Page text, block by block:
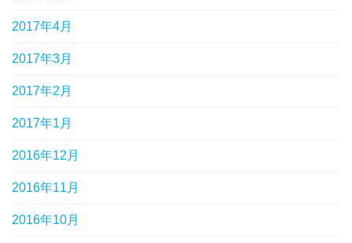
2017年4月
2017年3月
2017年2月
2017年1月
2016年12月
2016年11月
2016年10月